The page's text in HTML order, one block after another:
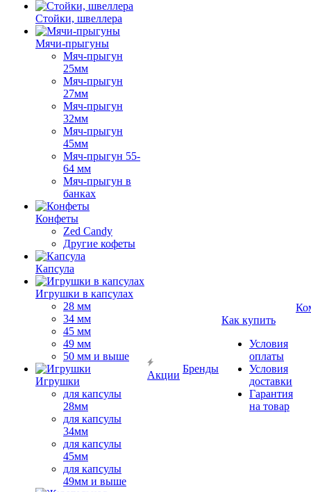
Стойки, швеллера
Мячи-прыгуны
Мяч-прыгун
25мм
Мяч-прыгун
27мм
Мяч-прыгун
32мм
Мяч-прыгун
45мм
Мяч-прыгун 55-
64 мм
Мяч-прыгун в
банках
Конфеты
Zed Candy
Другие кофеты
Капсула
Игрушки в капсулах
28 мм
34 мм
45 мм
49 мм
50 мм и выше
Игрушки
для капсулы
28мм
для капсулы
34мм
для капсулы
45мм
для капсулы
49мм и выше
Акции
Бренды
Как купить
Условия
оплаты
Условия
доставки
Гарантия
на товар